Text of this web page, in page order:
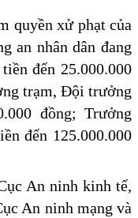
quyền xử phạt của
an nhân dân đang
đến 25.000.000
trạm, Đội trưởng
đồng; Trưởng
đến 125.000.000
An ninh kinh tế,
An ninh mạng và